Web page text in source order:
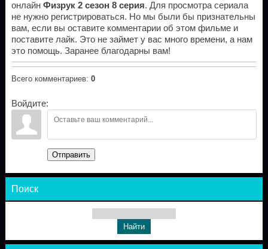
онлайн Физрук 2 сезон 8 серия. Для просмотра сериала
не нужно регистрироваться. Но мы были бы признательны
вам, если вы оставите комментарии об этом фильме и
поставите лайк. Это не займет у вас много времени, а нам
это помощь. Заранее благодарны вам!
Всего комментариев: 0
Войдите:
Отправить
Поиск